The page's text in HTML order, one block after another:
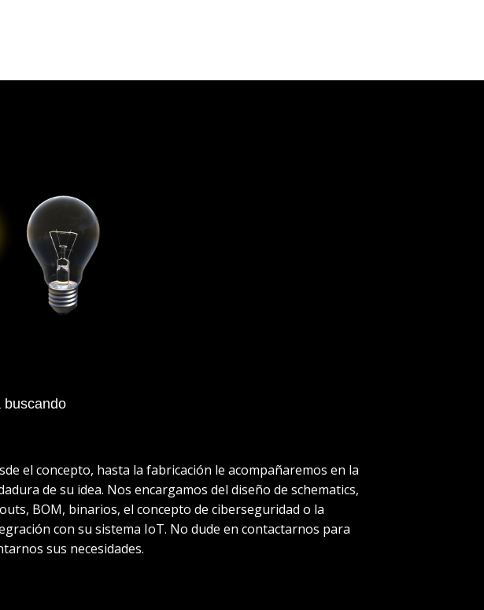
buscando
el concepto, hasta la fabricación le acompañaremos en la
de su idea. Nos encargamos del diseño de schematics,
BOM, binarios, el concepto de ciberseguridad o la
con su sistema IoT​. No dude en contactarnos para
sus necesidades.